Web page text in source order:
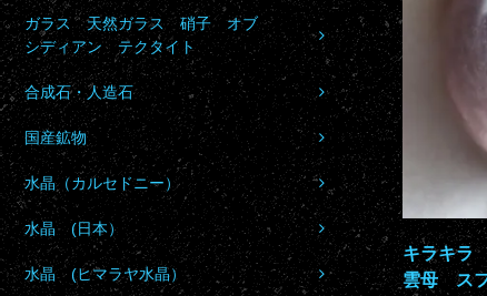
ガラス 天然ガラス 硝子 オブ
シディアン テクタイト
合成石・人造石
国産鉱物
水晶（カルセドニー）
水晶 (日本）
水晶 (ヒマラヤ水晶）
キラキ
雲母 ス